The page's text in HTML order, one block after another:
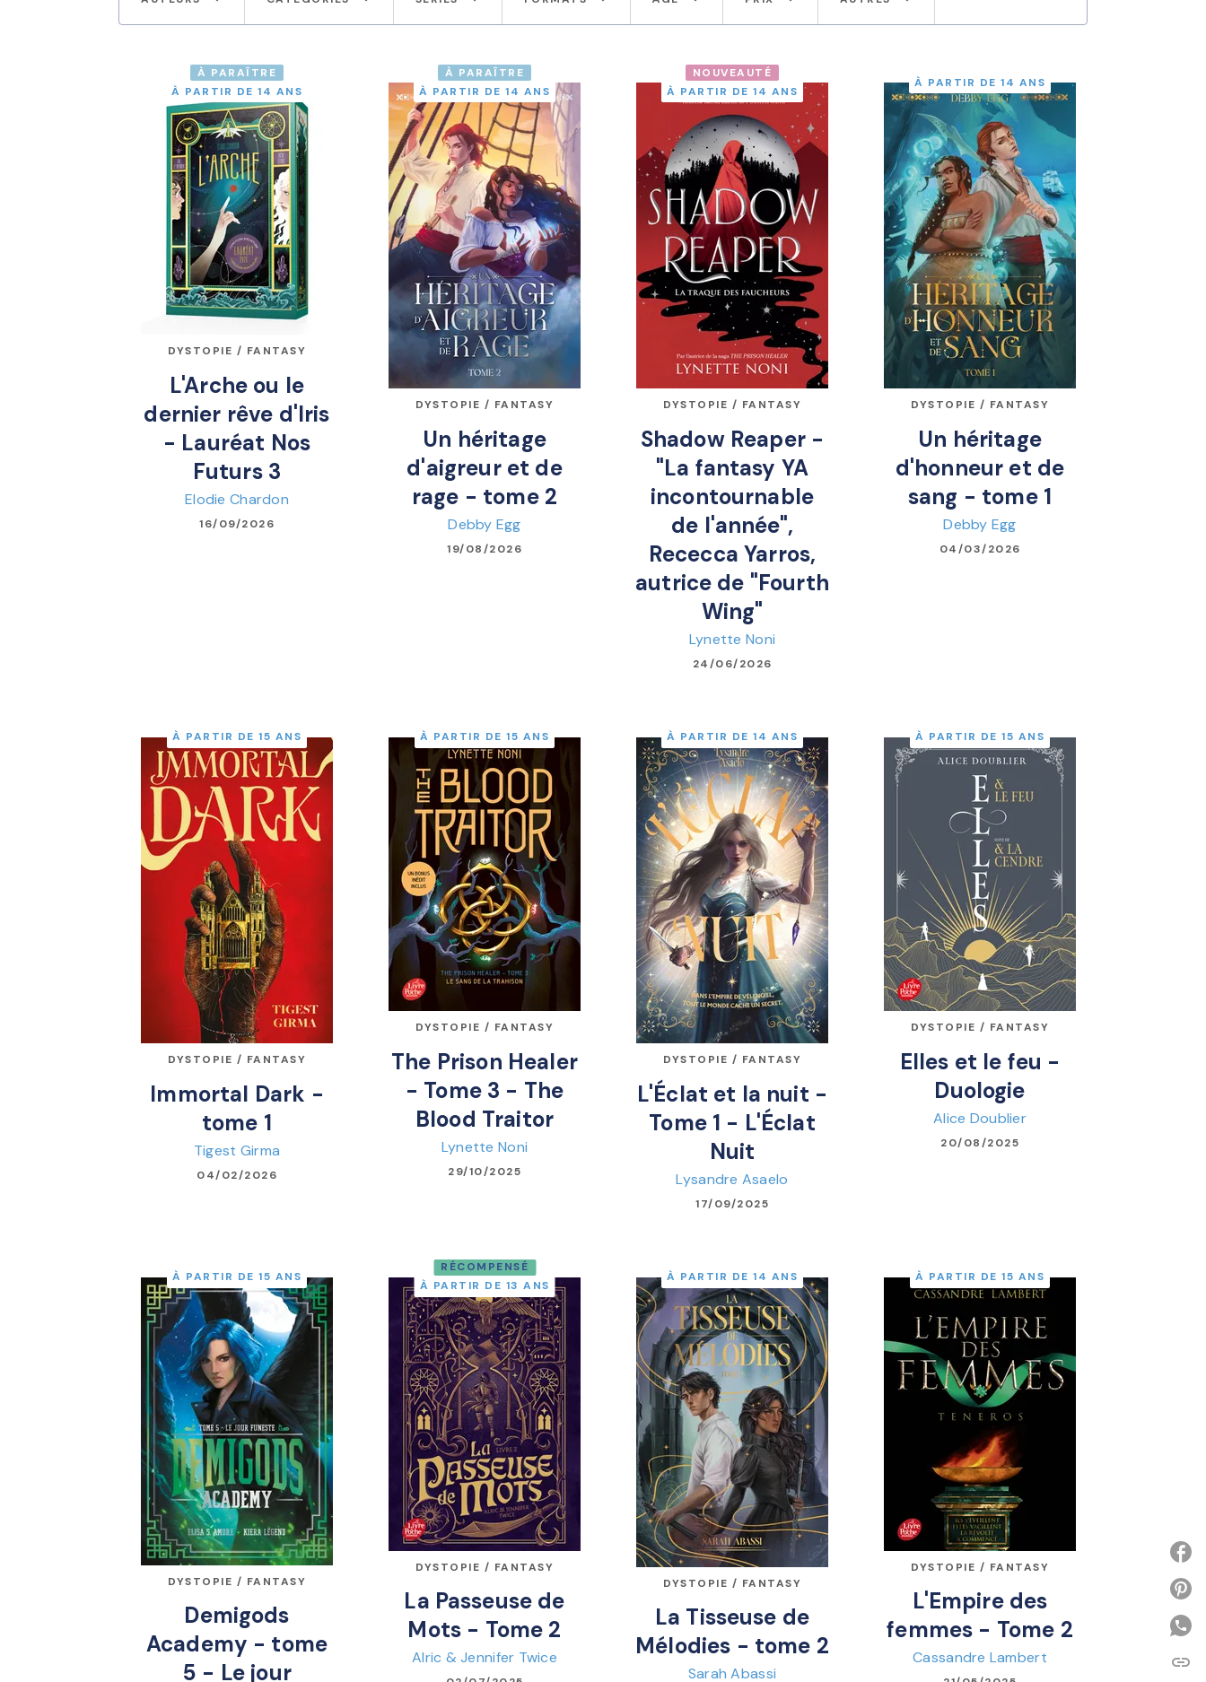
À PARAÎTRE
À PARTIR DE 14 ANS
DYSTOPIE / FANTASY
L'Arche ou le
dernier rêve d'Iris
- Lauréat Nos
Futurs 3
Elodie Chardon
16/09/2026
À PARAÎTRE
À PARTIR DE 14 ANS
DYSTOPIE / FANTASY
Un héritage
d'aigreur et de
rage - tome 2
Debby Egg
19/08/2026
NOUVEAUTÉ
À PARTIR DE 14 ANS
DYSTOPIE / FANTASY
Shadow Reaper -
"La fantasy YA
incontournable
de l'année",
Rececca Yarros,
autrice de "Fourth
Wing"
Lynette Noni
24/06/2026
À PARTIR DE 14 ANS
DYSTOPIE / FANTASY
Un héritage
d'honneur et de
sang - tome 1
Debby Egg
04/03/2026
À PARTIR DE 15 ANS
DYSTOPIE / FANTASY
Immortal Dark -
tome 1
Tigest Girma
04/02/2026
À PARTIR DE 15 ANS
DYSTOPIE / FANTASY
The Prison Healer
- Tome 3 - The
Blood Traitor
Lynette Noni
29/10/2025
À PARTIR DE 14 ANS
DYSTOPIE / FANTASY
L'Éclat et la nuit -
Tome 1 - L'Éclat
Nuit
Lysandre Asaelo
17/09/2025
À PARTIR DE 15 ANS
DYSTOPIE / FANTASY
Elles et le feu -
Duologie
Alice Doublier
20/08/2025
À PARTIR DE 15 ANS
DYSTOPIE / FANTASY
Demigods
Academy - tome
5 - Le jour
RÉCOMPENSÉ
À PARTIR DE 13 ANS
DYSTOPIE / FANTASY
La Passeuse de
Mots - Tome 2
Alric & Jennifer Twice
À PARTIR DE 14 ANS
DYSTOPIE / FANTASY
La Tisseuse de
Mélodies - tome 2
Sarah Abassi
À PARTIR DE 15 ANS
DYSTOPIE / FANTASY
L'Empire des
femmes - Tome 2
Cassandre Lambert link